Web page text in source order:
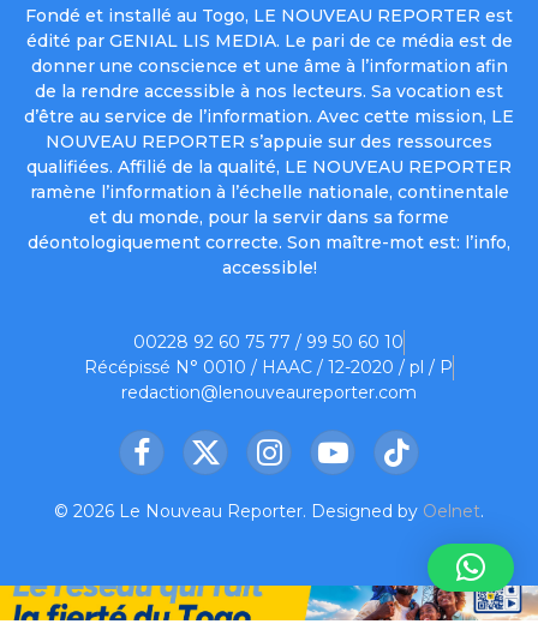
Fondé et installé au Togo, LE NOUVEAU REPORTER est
édité par GENIAL LIS MEDIA. Le pari de ce média est de
donner une conscience et une âme à l’information afin
de la rendre accessible à nos lecteurs. Sa vocation est
d’être au service de l’information. Avec cette mission, LE
NOUVEAU REPORTER s’appuie sur des ressources
qualifiées. Affilié de la qualité, LE NOUVEAU REPORTER
ramène l’information à l’échelle nationale, continentale
et du monde, pour la servir dans sa forme
déontologiquement correcte. Son maître-mot est: l’info,
accessible!
00228 92 60 75 77 / 99 50 60 10
Récépissé N° 0010 / HAAC / 12-2020 / pl / P
redaction@lenouveaureporter.com
Facebook
X
InstagramYouTubeTikTok
© 2026 Le Nouveau Reporter. Designed by Oelnet.